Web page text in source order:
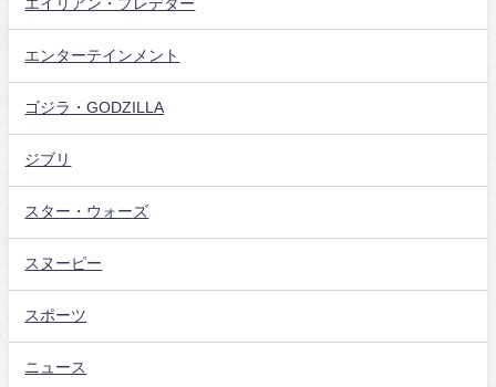
エイリアン・プレデター
エンターテインメント
ゴジラ・GODZILLA
ジブリ
スター・ウォーズ
スヌーピー
スポーツ
ニュース